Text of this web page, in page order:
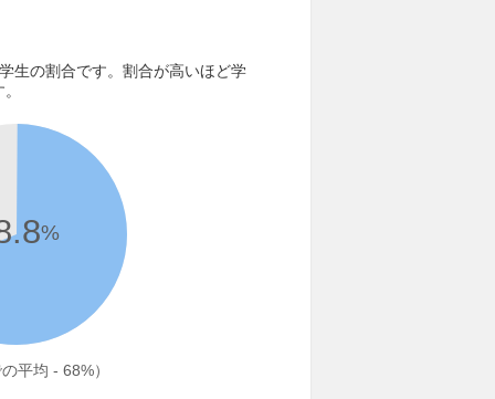
生の割合です。割合が高いほど学
%
平均 - 68%）